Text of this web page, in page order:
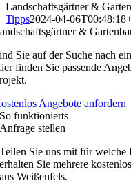
Landschaftsgärtner &
Tipps2024-04-
&
Sie auf der Suche nach
finden Sie passende
Angebote anfordern
So funktionierts
Anfrage stellen
Teilen Sie uns mit für welche
erhalten Sie mehrere
aus Weißenfels.